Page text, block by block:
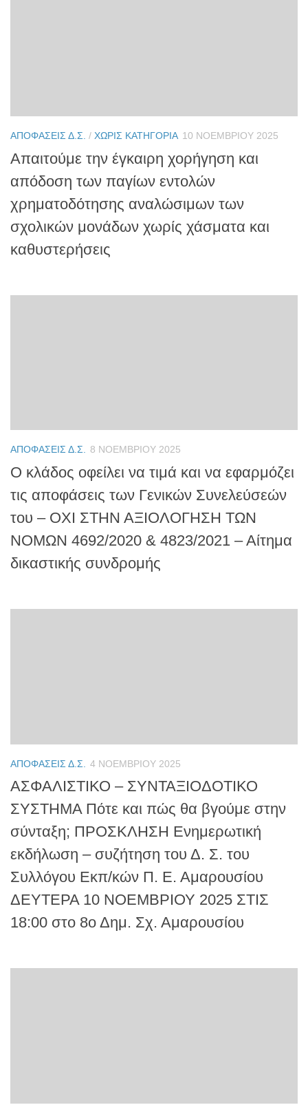
ΑΠΟΦΆΣΕΙΣ Δ.Σ. / ΧΩΡΊΣ ΚΑΤΗΓΟΡΊΑ 10 ΝΟΕΜΒΡΊΟΥ 2025
Απαιτούμε την έγκαιρη χορήγηση και
απόδοση των παγίων εντολών
χρηματοδότησης αναλώσιμων των
σχολικών μονάδων χωρίς χάσματα και
καθυστερήσεις
ΑΠΟΦΆΣΕΙΣ Δ.Σ. 8 ΝΟΕΜΒΡΊΟΥ 2025
Ο κλάδος οφείλει να τιμά και να εφαρμόζει
τις αποφάσεις των Γενικών Συνελεύσεών
του – ΟΧΙ ΣΤΗΝ ΑΞΙΟΛΟΓΗΣΗ ΤΩΝ
ΝΟΜΩΝ 4692/2020 & 4823/2021 – Αίτημα
δικαστικής συνδρομής
ΑΠΟΦΆΣΕΙΣ Δ.Σ. 4 ΝΟΕΜΒΡΊΟΥ 2025
ΑΣΦΑΛΙΣΤΙΚΟ – ΣΥΝΤΑΞΙΟΔΟΤΙΚΟ
ΣΥΣΤΗΜΑ Πότε και πώς θα βγούμε στην
σύνταξη; ΠΡΟΣΚΛΗΣΗ Ενημερωτική
εκδήλωση – συζήτηση του Δ. Σ. του
Συλλόγου Εκπ/κών Π. Ε. Αμαρουσίου
ΔΕΥΤΕΡΑ 10 ΝΟΕΜΒΡΙΟΥ 2025 ΣΤΙΣ
18:00 στο 8ο Δημ. Σχ. Αμαρουσίου